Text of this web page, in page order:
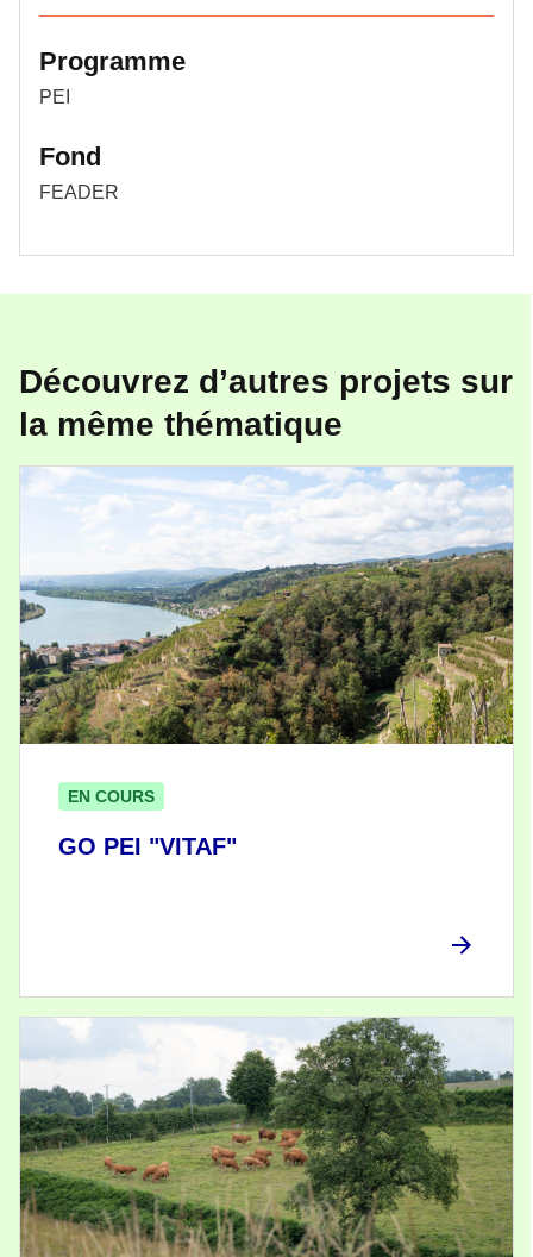
Programme
PEI
Fond
FEADER
Découvrez d’autres projets sur
la même thématique
GO PEI "VITAF"
EN COURS